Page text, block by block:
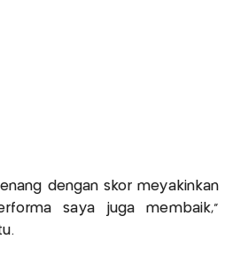
dengan skor meyakinkan
saya juga membaik,"